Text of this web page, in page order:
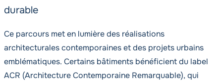
durable
Ce parcours met en lumière des réalisations
architecturales contemporaines et des projets urbains
emblématiques. Certains bâtiments bénéficient du label
ACR (Architecture Contemporaine Remarquable), qui